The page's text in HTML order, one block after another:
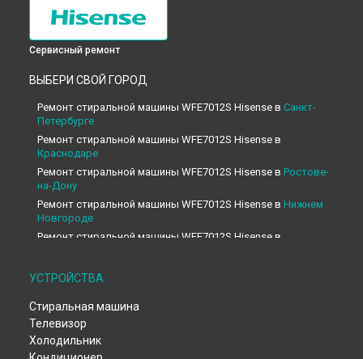
Сервисный ремонт
ВЫБЕРИ СВОЙ ГОРОД
Ремонт стиральной машины WFE7012S Hisense в Санкт-
Петербурге
Ремонт стиральной машины WFE7012S Hisense в
Краснодаре
Ремонт стиральной машины WFE7012S Hisense в Ростове-
на-Дону
Ремонт стиральной машины WFE7012S Hisense в Нижнем
Новгороде
Ремонт стиральной машины WFE7012S Hisense в
Ремонт стиральной машины WFE7012S Hisense в
Челябинске
Ремонт стиральной машины WFE7012S Hisense в
Екатеринбурге
Ремонт стиральной машины WFE7012S Hisense в
Ремонт стиральной машины WFE7012S Hisense в
УСТРОЙСТВА
Стиральная машина
Телевизор
Холодильник